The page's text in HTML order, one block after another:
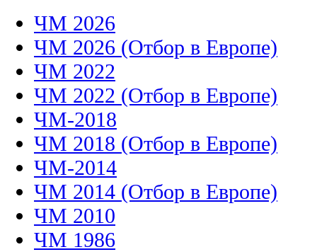
ЧМ 2026
ЧМ 2026 (Отбор в Европе)
ЧМ 2022
ЧМ 2022 (Отбор в Европе)
ЧМ-2018
ЧМ 2018 (Отбор в Европе)
ЧМ-2014
ЧМ 2014 (Отбор в Европе)
ЧМ 2010
ЧМ 1986